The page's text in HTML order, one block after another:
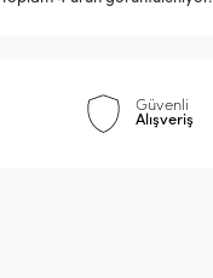
Güvenli
Alışveriş